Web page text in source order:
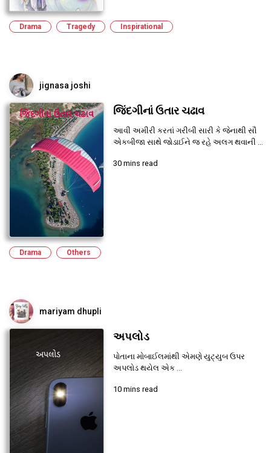
Drama Tragedy Inspirational
jignasa joshi
જિંદગીનાં ઉતાર ચઢાવ
આવી અમીરી કરતાં ગરીબી સારી કે જેનાથી સૌ
એકબીજા સાથે જોડાઈને જ રહે અલગ થવાની ...
30 mins read
Drama Others
mariyam dhupli
અપલોડ
પોતાના મોબાઈલમાંથી એમણે યુટ્યુબ ઉપર
અપલોડ થયેલ એક ...
10 mins read